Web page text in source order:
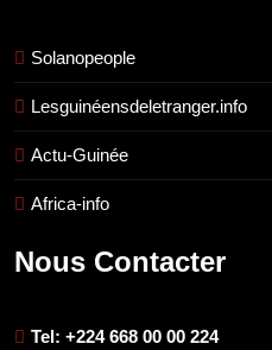
Solanopeople
Lesguinéensdeletranger.info
Actu-Guinée
Africa-info
Nous Contacter
Tel: +224 668 00 00 224